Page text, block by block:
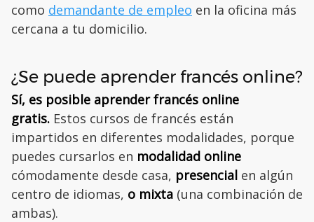
como demandante de empleo en la oficina más
cercana a tu domicilio.
¿Se puede aprender francés online?
Sí, es posible aprender francés online
gratis. Estos cursos de francés están
impartidos en diferentes modalidades, porque
puedes cursarlos en modalidad online
cómodamente desde casa, presencial en algún
centro de idiomas, o mixta (una combinación de
ambas).